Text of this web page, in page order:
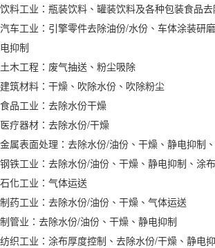
饮料工业：瓶装饮料、罐装饮料及各种包装食品
汽车工业：引擎零件去除油份/水份、车体涂装研
电抑制
土木工程：废气抽送、粉尘吸除
建筑材料：干燥、吹除水份、吹除粉尘
食品工业：去除水份干燥
医疗器材：去除水份/干燥
金属表面处理：去除水份/油份、干燥、静电抑制
钢铁工业：去除水份/油份、干燥、静电抑制、涂
石化工业：气体运送
制药工业：去除水份/油份、干燥、气体运送
制管业：去除水份/油份、干燥、静电抑制
纺织工业：涂布厚度控制、去除水份/干燥、静电